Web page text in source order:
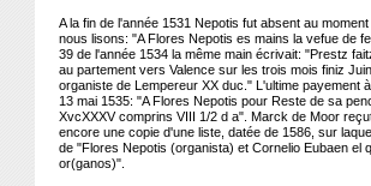
A la fin de l'année 1531 Nepotis fut absent au
nous lisons: "A Flores Nepotis es mains la vefue de
39 de l'année 1534 la même main écrivait: "Prestz
au partement vers Valence sur les trois mois finiz
organiste de Lempereur XX duc." L'ultime payement
13 mai 1535: "A Flores Nepotis pour Reste de sa
XvcXXXV comprins VIII 1/2 d a". Marck de Moor
encore une copie d'une liste, datée de 1586, sur
de "Flores Nepotis (organista) et Cornelio Eubaen el
or(ganos)".